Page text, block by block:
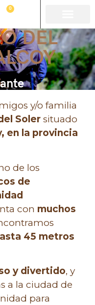
0
DEL
y/o familia
Solersituado
en la provincia
de los
de
con muchos
45 metros
y divertido, y
a la ciudad de
para